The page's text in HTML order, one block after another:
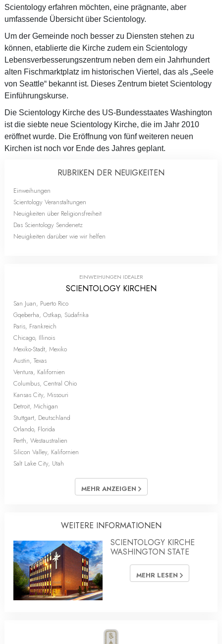
Scientology erfahren möchten, eine prägnante, aber
umfassende Übersicht über Scientology.
Um der Gemeinde noch besser zu Diensten stehen zu
können, etablierte die Kirche zudem ein Scientology
Lebensverbesserungszentrum neben dem ein Jahrhundert
alten Fischmarktplatz im historischen Viertel, das als „Seele
von Seattle“ bekannt ist. Dieses Zentrum bietet Scientology
Einführungskurse.
Die Scientology Kirche des US-Bundesstaates Washington
ist die siebte neue Scientology Kirche, die im Jahr 2010
eröffnet wurde. Die Eröffnung von fünf weiteren neuen
Kirchen ist noch vor Ende des Jahres geplant.
RUBRIKEN DER NEUIGKEITEN
Einweihungen
Scientology Veranstaltungen
Neuigkeiten über Religionsfreiheit
Das Scientology Sendenetz
Neuigkeiten darüber wie wir helfen
EINWEIHUNGEN IDEALER
SCIENTOLOGY KIRCHEN
San Juan, Puerto Rico
Gqeberha, Ostkap, Südafrika
Paris, Frankreich
Chicago, Illinois
Mexiko-Stadt, Mexiko
Austin, Texas
Ventura, Kalifornien
Columbus, Central Ohio
Kansas City, Missouri
Detroit, Michigan
Stuttgart, Deutschland
Orlando, Florida
Perth, Westaustralien
Silicon Valley, Kalifornien
Salt Lake City, Utah
MEHR ANZEIGEN
WEITERE INFORMATIONEN
SCIENTOLOGY KIRCHE
WASHINGTON STATE
MEHR LESEN